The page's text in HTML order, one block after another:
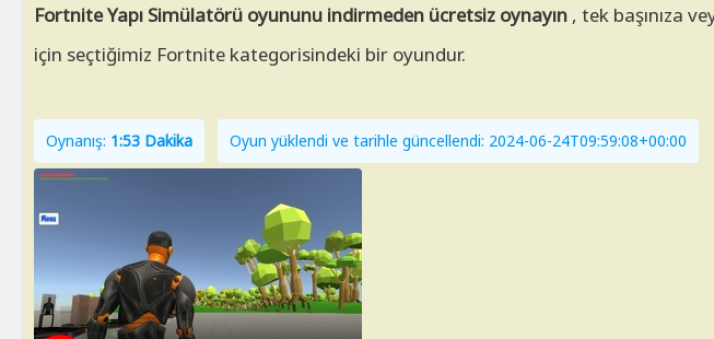
Fortnite Yapı Simülatörü oyununu indirmeden ücretsiz oynayın , tek başınıza
için seçtiğimiz Fortnite kategorisindeki bir oyundur.
Oynanış: 1:53 Dakika Oyun yüklendi ve tarihle güncellendi: 2024-06-24T09:59:08+00:00